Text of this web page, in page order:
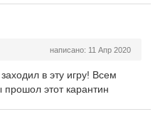
написано: 11 Апр 2020
в эту игру! Всем
прошол этот карантин